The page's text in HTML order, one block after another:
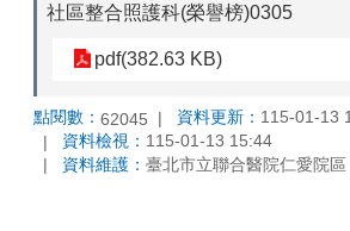
社區整合照護科(榮譽榜)0305
pdf(382.63 KB)
點閱數： 62045 資料更新： 115-01-13
資料檢視： 115-01-13 15:44
資料維護： 臺北市立聯合醫院仁愛院區